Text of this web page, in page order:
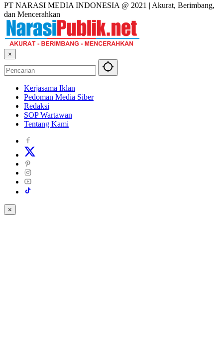
PT NARASI MEDIA INDONESIA @ 2021 | Akurat, Berimbang,
dan Mencerahkan
×
Kerjasama Iklan
Pedoman Media Siber
Redaksi
SOP Wartawan
Tentang Kami
×